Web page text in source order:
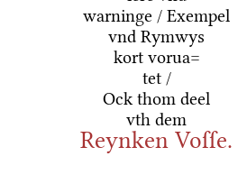
warninge / Exempel
vnd Rymwys
kort vorua=
tet /
Ock thom deel
vth dem
Reynken Voſſe.